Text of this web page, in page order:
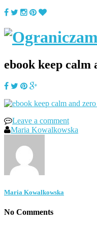
ebook keep calm
Leave a comment
Maria Kowalkowska
Maria Kowalkowska
No Comments